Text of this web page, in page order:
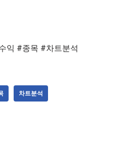
익 #종목 #차트분석
차트분석